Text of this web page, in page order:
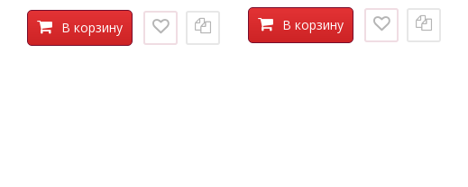
В корзину В корзину